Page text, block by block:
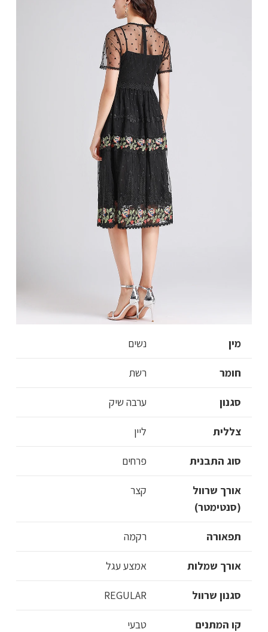
מין נשים
חומר רשת
סגנון ערבה שיק
צללית ליין
סוג התבנית פרחים
אורך שרוול
(סנטימטר)
קצר
תפאורה רקמה
אורך שמלות אמצע עגל
סגנון שרוול REGULAR
קו המתנים טבעי